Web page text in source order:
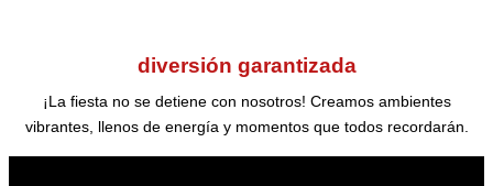
diversión garantizada
¡La fiesta no se detiene con nosotros! Creamos ambientes
vibrantes, llenos de energía y momentos que todos recordarán.